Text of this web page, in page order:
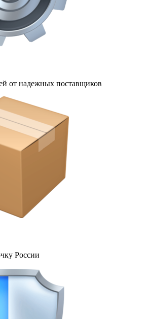
от надежных поставщиков
России